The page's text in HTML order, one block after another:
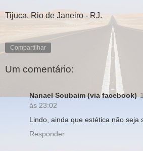
Tijuca, Rio de Janeiro - RJ.
Compartilhar
Um comentário:
Nanael Soubaim (via facebook)
às 23:02
Lindo, ainda que estética não seja
Responder